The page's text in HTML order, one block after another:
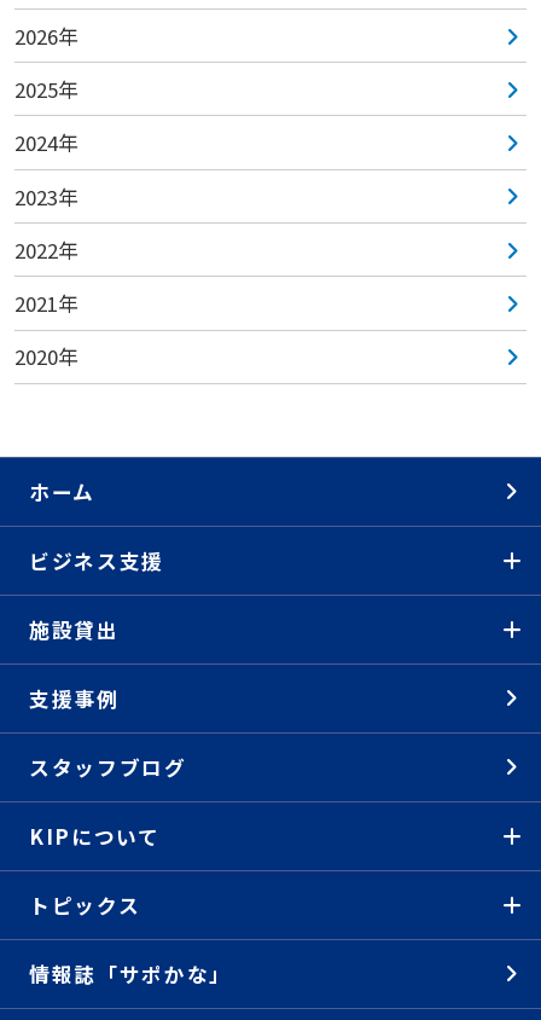
2026年
2025年
2024年
2023年
2022年
2021年
2020年
ホーム
ビジネス支援
施設貸出
支援事例
スタッフブログ
KIPについて
トピックス
情報誌「サポかな」